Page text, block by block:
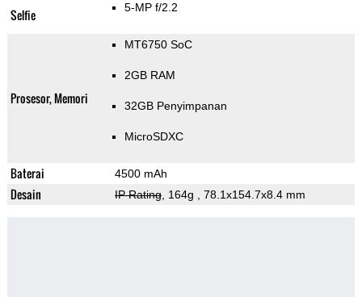
Selfie 5-MP f/2.2
Prosesor, Memori
MT6750 SoC
2GB RAM
32GB Penyimpanan
MicroSDXC
Baterai 4500 mAh
Desain IP Rating, 164g , 78.1x154.7x8.4 mm